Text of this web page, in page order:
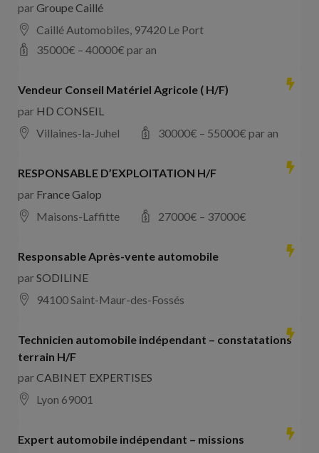
parGroupe Caillé
Caillé Automobiles, 97420 Le Port
35000€ – 40000€ par an
Vendeur Conseil Matériel Agricole ( H/F)
par HD CONSEIL
Villaines-la-Juhel
30000€ – 55000€ par an
RESPONSABLE D’EXPLOITATION H/F
par France Galop
Maisons-Laffitte
27000€ – 37000€
Responsable Après-vente automobile
parSODILINE
94100 Saint-Maur-des-Fossés
Technicien automobile indépendant – constatations
terrain H/F
parCABINET EXPERTISES
Lyon 69001
Expert automobile indépendant – missions